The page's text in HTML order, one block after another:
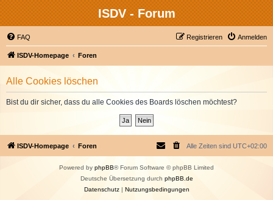
ISDV - Forum
FAQ Anmelden
Registrieren
ISDV-Homepage Foren
Alle Cookies löschen
Bist du dir sicher, dass du alle Cookies des Boards löschen möchtest?
ISDV-Homepage Foren Alle Zeiten sind UTC+02:00
Powered by phpBB® Forum Software © phpBB Limited
Deutsche Übersetzung durch phpBB.de
Datenschutz| Nutzungsbedingungen